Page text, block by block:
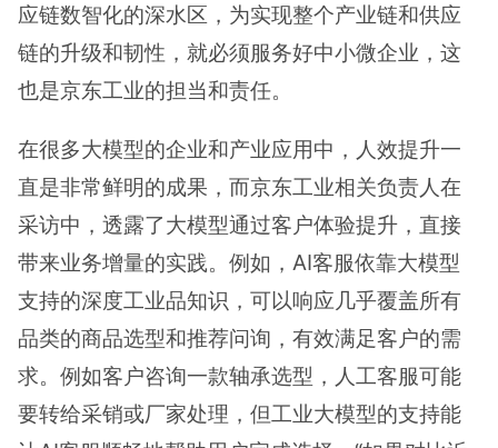
应链数智化的深水区，为实现整个产业链和供应
链的升级和韧性，就必须服务好中小微企业，这
也是京东工业的担当和责任。
在很多大模型的企业和产业应用中，人效提升一
直是非常鲜明的成果，而京东工业相关负责人在
采访中，透露了大模型通过客户体验提升，直接
带来业务增量的实践。例如，AI客服依靠大模型
支持的深度工业品知识，可以响应几乎覆盖所有
品类的商品选型和推荐问询，有效满足客户的需
求。例如客户咨询一款轴承选型，人工客服可能
要转给采销或厂家处理，但工业大模型的支持能